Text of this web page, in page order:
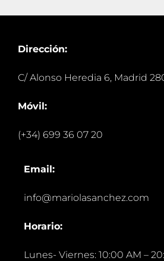
Dirección:
C/ Alonso Heredia 6, Madrid
Móvil:
(+34) 699 36 07 20
Email:
info@mariolasanchez.com
Horario:
Lunes- Viernes: 10:00 AM –